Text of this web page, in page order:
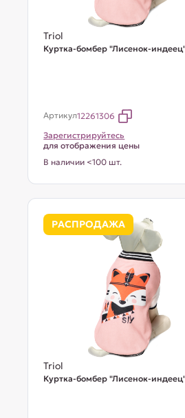
Triol
Куртка-бомбер "Лисенок-
Артикул12261306
Зарегистрируйтесь
для отображения цены
В наличии <100 шт.
РАСПРОДАЖА
Triol
Куртка-бомбер "Лисенок-